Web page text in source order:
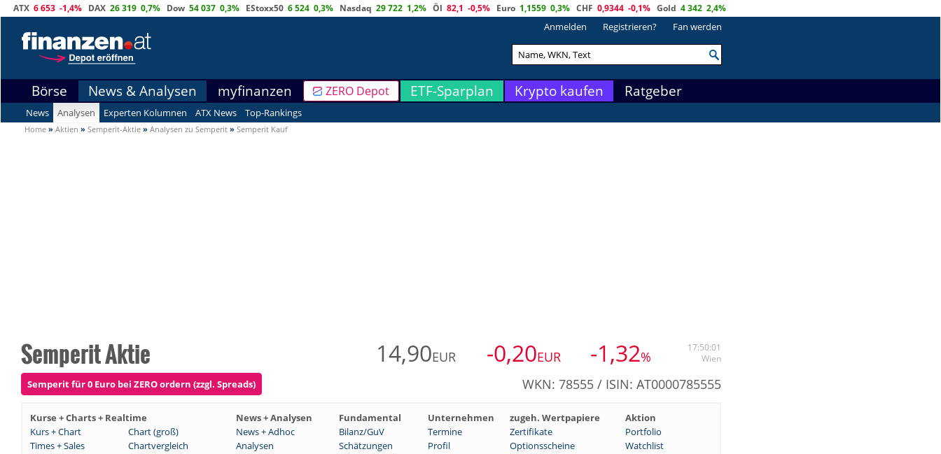
ATX 6 653 -1,4% DAX 26 319 0,7% Dow 54 037 0,3% EStoxx50 6 524 0,3% Nasdaq 29 722 1,2% Öl 82,1 -0,5% Euro 1,1559 0,3% CHF 0,9344 -0,1% Gold 4 342 2,4%
Anmelden Registrieren? Fan werden
Börse News & Analysen myfinanzen ZERO Depot ETF-Sparplan Krypto kaufen Ratgeber
News Analysen Experten Kolumnen ATX News Top-Rankings
Home » Aktien » Semperit-Aktie » Analysen zu Semperit » Semperit Kauf
Semperit Aktie 14,90EUR -0,20EUR -1,32%
17:50:01
Wien
Semperit für 0 Euro bei ZERO ordern (zzgl. Spreads) WKN: 78555 / ISIN: AT0000785555
Kurse + Charts + Realtime News + Analysen Fundamental Unternehmen zugeh. Wertpapiere
Aktion
Kurs + Chart
Chart (groß) News + Adhoc Bilanz/GuV Termine Zertifikate
Portfolio
Times + Sales
Chartvergleich Analysen Schätzungen Profil Optionsscheine
Watchlist